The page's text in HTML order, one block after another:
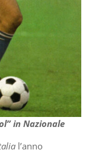
in Nazionale
l’anno